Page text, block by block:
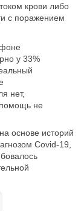
крови либо
с поражением
у 33%
нет,
не
основе историй
Covid-19,